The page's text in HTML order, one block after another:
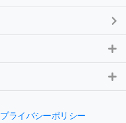
プライバシーポリシー